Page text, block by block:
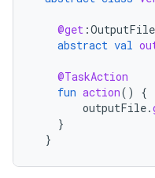
@get :OutputFile
abstract val
@TaskAction
fun action()
{
outputFile.
}
}